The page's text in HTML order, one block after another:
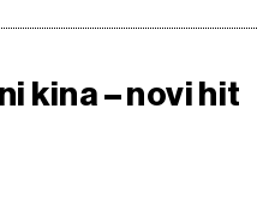
kina – novi hit